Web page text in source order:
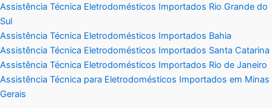
Assistência Técnica Eletrodomésticos Importados Rio Grande do
Sul
Assistência Técnica Eletrodomésticos Importados Bahia
Assistência Técnica Eletrodomésticos Importados Santa Catarina
Assistência Técnica Eletrodomésticos Importados Rio de Janeiro
Assistência Técnica para Eletrodomésticos Importados em Minas
Gerais